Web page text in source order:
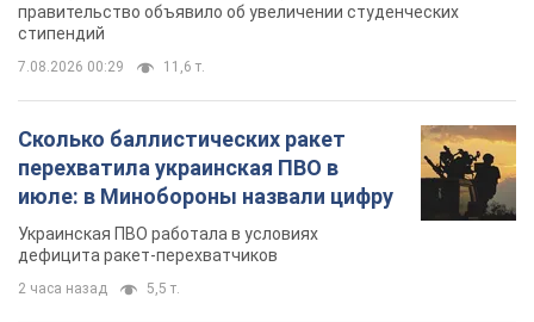
правительство объявило об увеличении студенческих
стипендий
7.08.2026 00:29 11,6 т.
Сколько баллистических ракет
перехватила украинская ПВО в
июле: в Минобороны назвали цифру
Украинская ПВО работала в условиях
дефицита ракет-перехватчиков
2 часа назад 5,5 т.